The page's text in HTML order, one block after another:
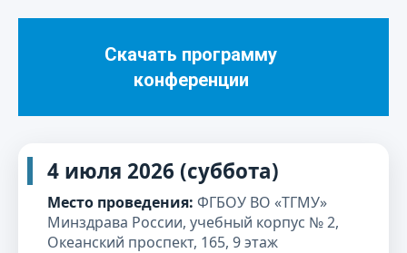
Скачать программу
конференции
4 июля 2026 (суббота)
Место проведения: ФГБОУ ВО «ТГМУ»
Минздрава России, учебный корпус № 2,
Океанский проспект, 165, 9 этаж